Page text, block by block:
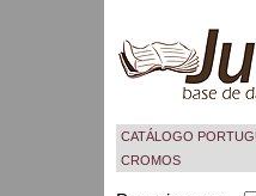
CATÁLOGO
CROMOS